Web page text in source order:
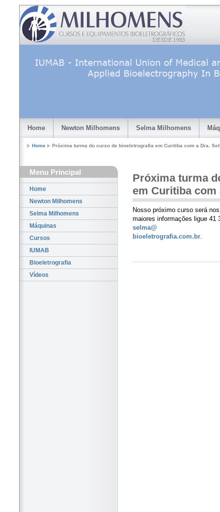
Home Newton Milhomens Selma Milhomens
Home Próxima turma do curso de bioeletrografia em Curitiba com a Dra.
Menu Principal
Home
Newton Milhomens
Selma Milhomens
Máquinas
Cursos
IUMAB
Bioeletrografia
Vídeos
Próxima turma
em Curitiba com
Nosso próximo curso será
maiores informações ligue 41
selma@
bioeletrografia.com.br.